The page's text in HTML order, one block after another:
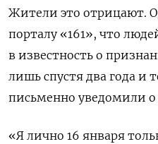
Жители это отрицают.
порталу «161», что
в известность о
лишь спустя два года и
письменно уведомили о
«Я лично 16 января